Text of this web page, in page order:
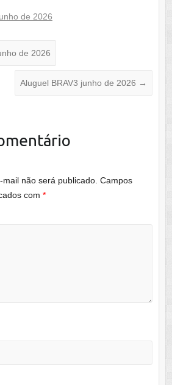
de 2026
de 2026
Aluguel BRAV3 junho de 2026 →
não será publicado. Campos
com *